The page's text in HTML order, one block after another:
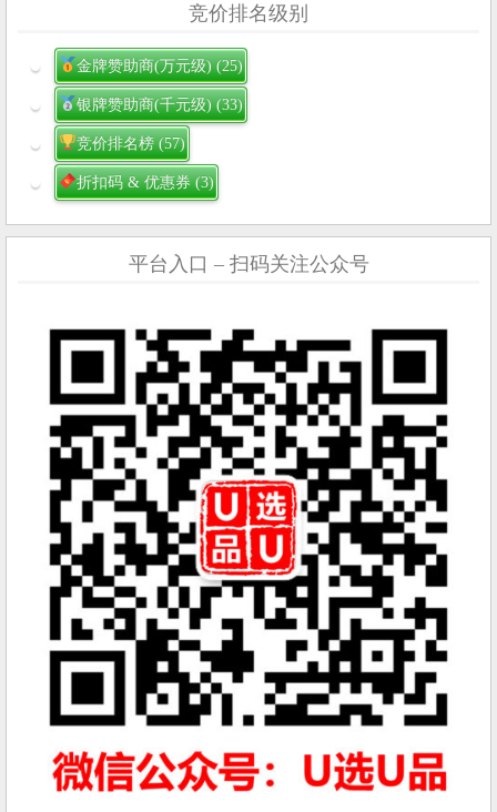
竞价排名级别
金牌赞助商(万元级)(25)
银牌赞助商(千元级)(33)
竞价排名榜(57)
折扣码 & 优惠券(3)
平台入口 – 扫码关注公众号